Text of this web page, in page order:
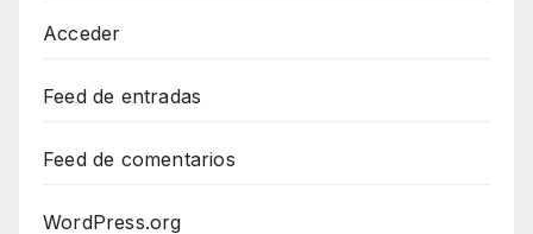
Acceder
Feed de entradas
Feed de comentarios
WordPress.org